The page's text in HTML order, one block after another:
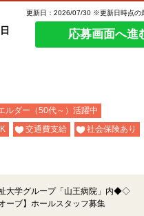
更新日：2026/07/30 ※更新日時点の
応募画面へ進
ルダー（50代～）活躍中
交通費支給
社会保険あり
大学グループ「山王病院」内◆◇
ーブ】ホールスタッフ募集